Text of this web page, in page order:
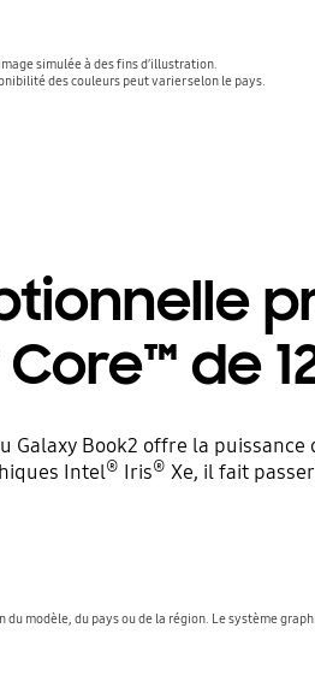
simulée à des fins d’illustration.
des couleurs peut varier selon le pays.
Core™ de
Galaxy Book2 offre la
Intel® Iris® Xe, il fait
modèle, du pays ou de la région. Le système